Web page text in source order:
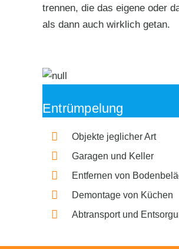
trennen, die das eigene oder
als dann auch wirklich getan.
Entrümpelung
Objekte jeglicher Art
Garagen und Keller
Entfernen von
Demontage von Küchen
Abtransport und